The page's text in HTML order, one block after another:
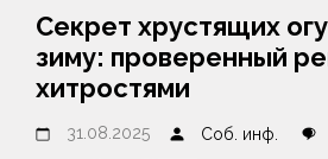
Секрет хрустящих
зиму: проверенный
хитростями
31.08.2025 Соб. инф.